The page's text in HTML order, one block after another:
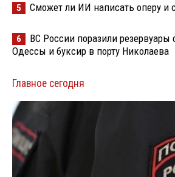
5 Сможет ли ИИ написать оперу и
6
ВС России поразили резервуары
Одессы и буксир в порту Николаева
Главное сегодня